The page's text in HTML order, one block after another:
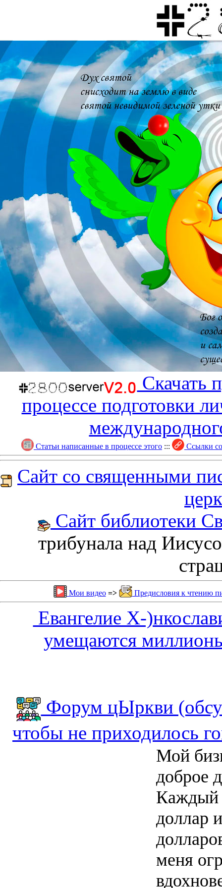
Скачать
процессе подготовки
Статьи написанные в процессе этого ::: Ссылки
Сайт со священными
Сайт библиотеки
трибунала над
Мои видео => Предисловия к чтению
Евангелие Х-
умещаются
Форум цЫркви
чтобы не приходилось
Мой
доброе
Каждый
доллар
меня